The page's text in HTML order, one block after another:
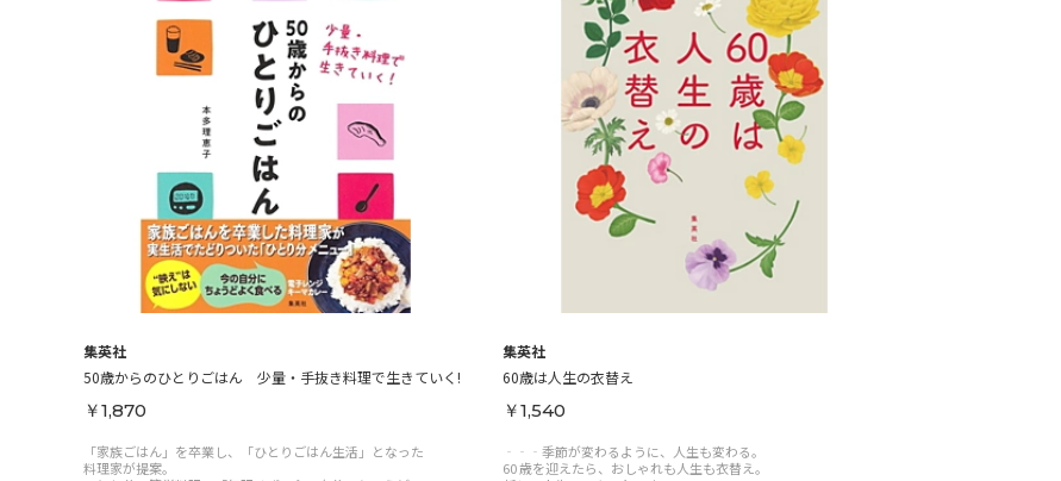
集英社
50歳からのひとりごはん 少量・手抜き料理で生きていく!
￥1,870
「家族ごはん」を卒業し、「ひとりごはん生活」となった
料理家が提案。
集英社
60歳は人生の衣替え
￥1,540
‐‐‐季節が変わるように、人生も変わる。
60 歳を迎えたら、おしゃれも人生も衣替え。